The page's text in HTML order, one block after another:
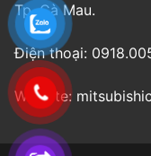
Tp. Cà Mau.
Điện thoại:
Website: